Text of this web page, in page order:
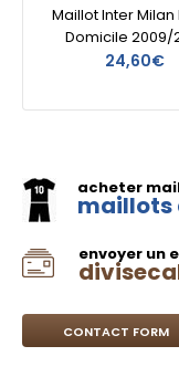
Maillot Inter Milan
Domicile 2009/
24,60€
acheter
maillots
envoyer un
CONTACT FORM